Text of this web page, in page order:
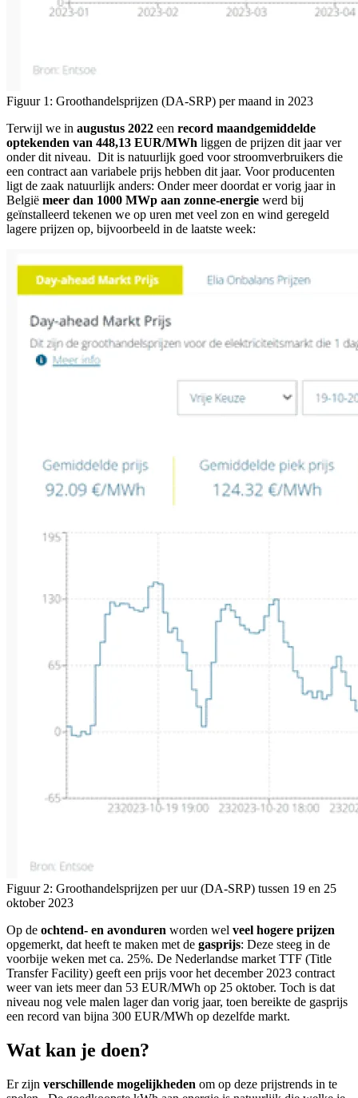
Figuur 1: Groothandelsprijzen (DA-SRP) per maand in 2023
Terwijl we in augustus 2022 een record maandgemiddelde
optekenden van 448,13 EUR/MWh liggen de prijzen dit jaar ver
onder dit niveau. Dit is natuurlijk goed voor stroomverbruikers die
een contract aan variabele prijs hebben dit jaar. Voor producenten
ligt de zaak natuurlijk anders: Onder meer doordat er vorig jaar in
België meer dan 1000 MWp aan zonne-energie werd bij
geïnstalleerd tekenen we op uren met veel zon en wind geregeld
lagere prijzen op, bijvoorbeeld in de laatste week:
Figuur 2: Groothandelsprijzen per uur (DA-SRP) tussen 19 en 25
oktober 2023
Op de ochtend- en avonduren worden wel veel hogere prijzen
opgemerkt, dat heeft te maken met de gasprijs: Deze steeg in de
voorbije weken met ca. 25%. De Nederlandse market TTF (Title
Transfer Facility) geeft een prijs voor het december 2023 contract
weer van iets meer dan 53 EUR/MWh op 25 oktober. Toch is dat
niveau nog vele malen lager dan vorig jaar, toen bereikte de gasprijs
een record van bijna 300 EUR/MWh op dezelfde markt.
Wat kan je doen?
Er zijn verschillende mogelijkheden om op deze prijstrends in te